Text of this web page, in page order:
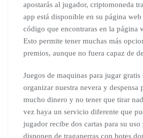
apostarás al jugador, criptomoneda
app está disponible en su página web
código que encontraras en la página
Esto permite tener muchas más
premios, aunque no fuera capaz de
Juegos de maquinas para jugar gratis
organizar nuestra nevera y despensa
mucho dinero y no tener que tirar
vez haya un servicio diferente que
jugador recibe dos cartas para su
disponen de tragaperras con botes